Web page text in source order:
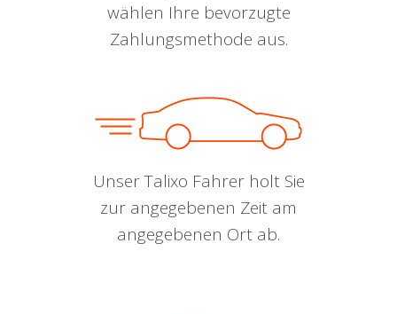
wählen Ihre bevorzugte
Zahlungsmethode aus.
Unser Talixo Fahrer holt Sie
zur angegebenen Zeit am
angegebenen Ort ab.